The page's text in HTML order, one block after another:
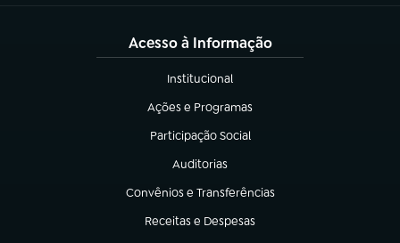
Acesso à Informação
Institucional
(abre em nova aba)
Ações e Programas
(abre em nova aba)
Participação Social
(abre em nova aba)
Auditorias
(abre em nova aba)
Convênios e Transferências
(abre em nova aba)
Receitas e Despesas
(abre em nova aba)